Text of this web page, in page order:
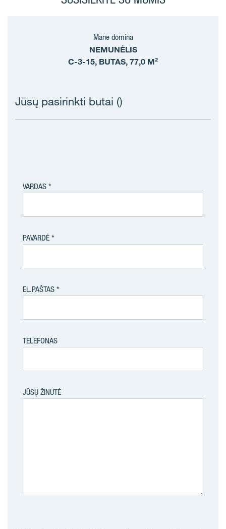
Mane domina
NEMUNĖLIS
C-3-15, BUTAS, 77,0 M²
Jūsų pasirinkti butai ()
VARDAS
PAVARDĖ
EL.PAŠTAS
TELEFONAS
JŪSŲ ŽINUTĖ